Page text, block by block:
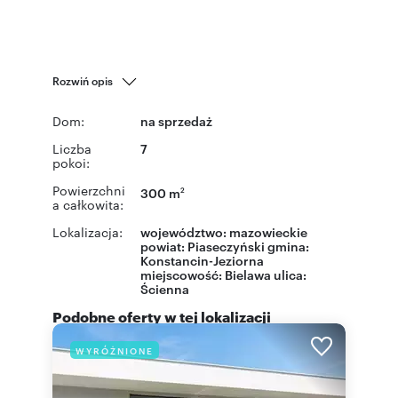
Rozwiń opis
Dom: na sprzedaż
Liczba
pokoi:
7
Powierzchni
a całkowita:
300 m2
Lokalizacja: województwo: mazowieckie
powiat: Piaseczyński gmina:
Konstancin-Jeziorna
miejscowość: Bielawa ulica:
Ścienna
Podobne oferty w tej lokalizacji
WYRÓŻNIONE